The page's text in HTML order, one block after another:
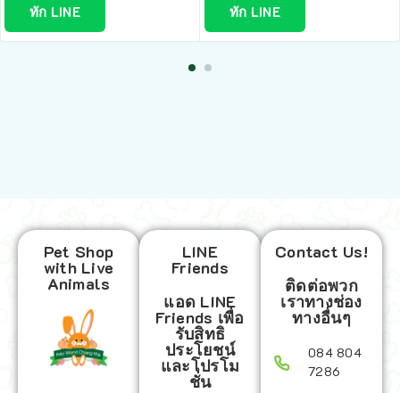
ทัก LINE ทัก LINE
Pet Shop
with Live
Animals
LINE
Friends
แอด LINE
Friends เพื่อ
รับสิทธิ
ประโยชน์
และโปรโม
ชั่น
Contact Us!
ติดต่อพวก
เราทางช่อง
ทางอื่นๆ
084 804
7286